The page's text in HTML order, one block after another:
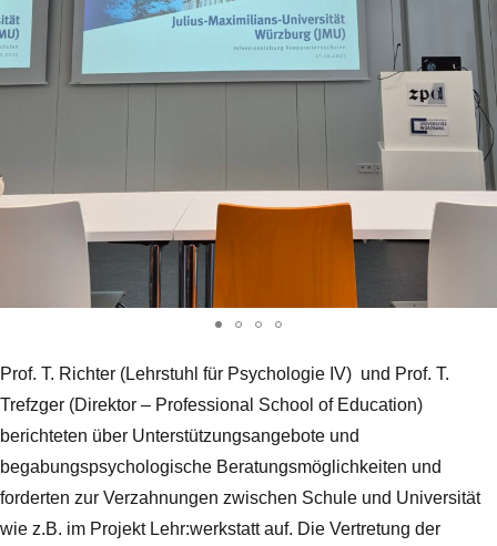
Prof. T. Richter (Lehrstuhl für Psychologie IV) und Prof. T.
Trefzger (Direktor – Professional School of Education)
berichteten über Unterstützungsangebote und
begabungspsychologische Beratungsmöglichkeiten und
forderten zur Verzahnungen zwischen Schule und Universität
wie z.B. im Projekt Lehr:werkstatt auf. Die Vertretung der